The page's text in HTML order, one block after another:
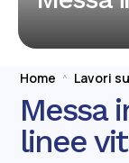
Home ^ Lavori
Messa
linee